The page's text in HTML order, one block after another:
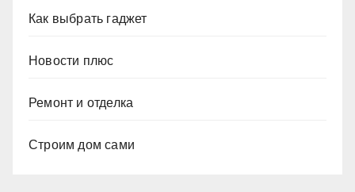
Как выбрать гаджет
Новости плюс
Ремонт и отделка
Строим дом сами